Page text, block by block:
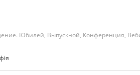
Юбилей, Выпускной, Конференция,